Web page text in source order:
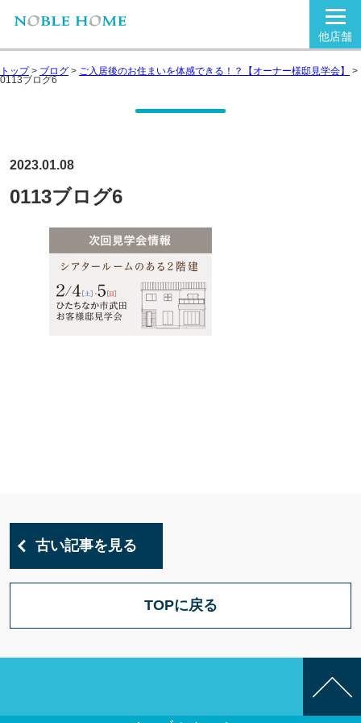
他店舗
トップ> ブログ > ご入居後のお住まいを体感できる！？【オーナー様邸見学会】 >
0113ブログ6
2023.01.08
0113ブログ6
古い記事を見る
TOPに戻る